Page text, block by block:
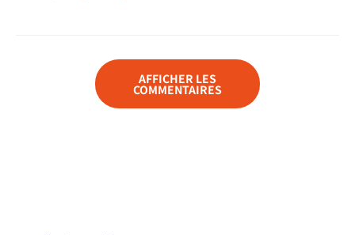
AFFICHER LES
COMMENTAIRES